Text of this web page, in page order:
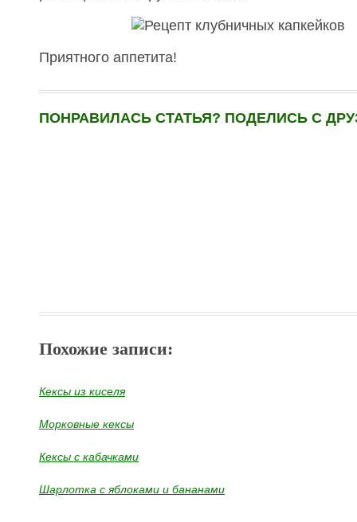
Приятного аппетита!
ПОНРАВИЛАСЬ СТАТЬЯ? ПОДЕЛИСЬ С
Похожие записи:
Кексы из киселя
Морковные кексы
Кексы с кабачками
Шарлотка с яблоками и бананами